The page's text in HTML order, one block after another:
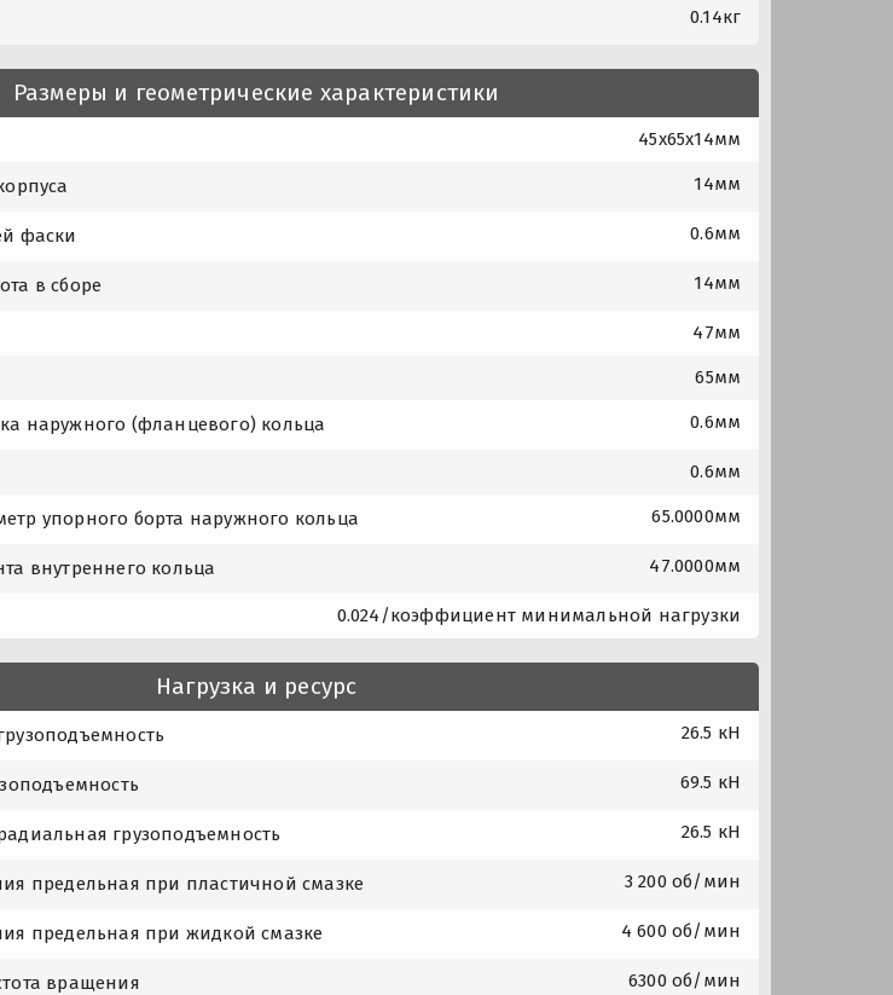
0.14кг
Размеры и геометрические характеристики
45x65x14мм
14мм
фаски 0.6мм
в сборе 14мм
47мм
65мм
наружного (фланцевого) кольца 0.6мм
0.6мм
упорного борта наружного кольца 65.0000мм
внутреннего кольца 47.0000мм
0.024/коэффициент минимальной нагрузки
Нагрузка и ресурс
26.5 кН
69.5 кН
грузоподъемность 26.5 кН
предельная при пластичной смазке 3 200 об/мин
предельная при жидкой смазке 4 600 об/мин
вращения 6300 об/мин